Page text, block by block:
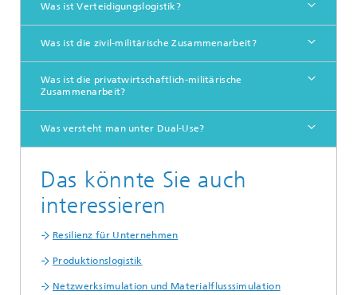
Was ist Verteidigungslogistik?
Was ist die zivil-militärische Zusammenarbeit?
Was ist die privatwirtschaftlich-militärische
Zusammenarbeit?
Was versteht man unter Dual-Use?
Das könnte Sie auch
interessieren
Resilienz für Unternehmen
Produktionslogistik
Netzwerksimulation und Materialflusssimulation